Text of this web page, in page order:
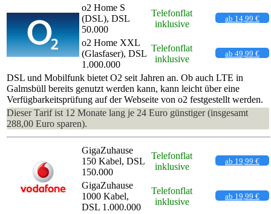
o2 Home S
(DSL), DSL
50.000
Telefonflat
inklusive
ab 14,99 €
o2 Home XXL
(Glasfaser), DSL
1.000.000
Telefonflat
inklusive
ab 49,99 €
DSL und Mobilfunk bietet O2 seit Jahren an. Ob auch LTE in
Galmsbüll bereits genutzt werden kann, kann leicht über eine
Verfügbarkeitsprüfung auf der Webseite von o2 festgestellt werden.
Dieser Tarif ist 12 Monate lang je 24 Euro günstiger (insgesamt
288,00 Euro sparen).
GigaZuhause
150 Kabel, DSL
150.000
Telefonflat
inklusive
ab 19,99 €
GigaZuhause
1000 Kabel,
DSL 1.000.000
Telefonflat
inklusive
ab 19,99 €